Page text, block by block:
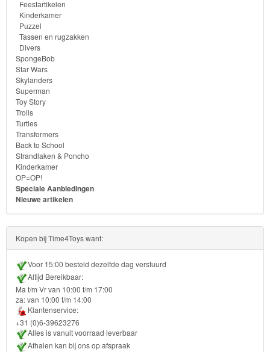
10
Fairies
Megabloks
Monster
High
My
Little
Pony
Finding
Dory
Planes
Sofia
het
prinsesje
Barbie
Feestartikelen
Kinderkamer
Puzzel
Tassen en rugzakken
Divers
SpongeBob
Star Wars
Skylanders
Superman
Toy Story
Trolls
Turtles
Transformers
Back to School
Strandlaken & Poncho
Kinderkamer
OP=OP!
Speciale Aanbiedingen
Nieuwe artikelen
Kopen bij Time4Toys want:
Voor 15:00 besteld dezelfde dag verstuurd
Altijd Bereikbaar:
Ma t/m Vr van 10:00 t/m 17:00
za: van 10:00 t/m 14:00
Klantenservice:
+31 (0)6-39623276
Alles is vanuit voorraad leverbaar
Afhalen kan bij ons op afspraak